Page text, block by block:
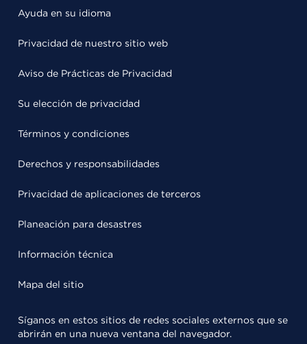
Ayuda en su idioma
Privacidad de nuestro sitio web
Aviso de Prácticas de Privacidad
Su elección de privacidad
Términos y condiciones
Derechos y responsabilidades
Privacidad de aplicaciones de terceros
Planeación para desastres
Información técnica
Mapa del sitio
Síganos en estos sitios de redes sociales externos que se
abrirán en una nueva ventana del navegador.